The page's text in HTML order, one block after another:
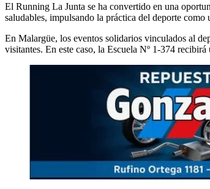
El Running La Junta se ha convertido en una
saludables, impulsando la práctica del deporte
En Malargüe, los eventos solidarios vinculados al
visitantes. En este caso, la Escuela Nº 1-374